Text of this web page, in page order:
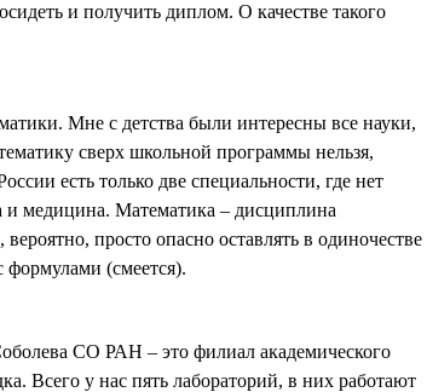
и получить диплом. О качестве такого
Мне с детства были интересны все науки,
сверх школьной программы нельзя,
есть только две специальности, где нет
и медицина. Математика – дисциплина
просто опасно оставлять в одиночестве
формулами (смеется).
СО РАН – это филиал академического
Всего у нас пять лабораторий, в них работают